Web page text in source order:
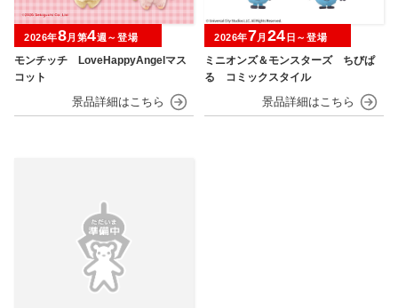
モンチッチ LoveHappyAngelマス
コット
2026年8月第4週～登場
ミニオンズ＆モンスターズ ちびぱ
る コミックスタイル
2026年7月 24 日～登場